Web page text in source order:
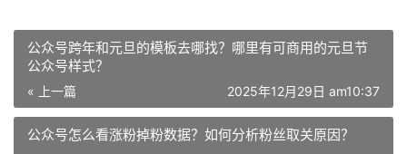
公众号跨年和元旦的模板去哪找？哪里有可商用的元旦节
公众号样式？
« 上一篇 2025年12月29日 am10:37
公众号怎么看涨粉掉粉数据？如何分析粉丝取关原因？